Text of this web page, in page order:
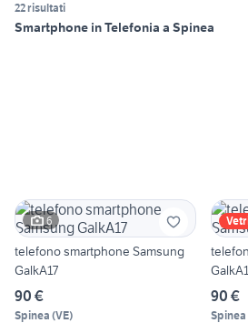
22 risultati
Smartphone in Telefonia a Spinea
6
telefono smartphone Samsung
GalkA17
90 €
Spinea (VE)
90 €
Spinea